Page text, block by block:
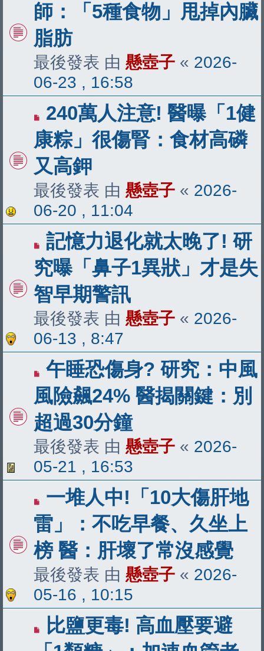
師：「5種食物」甩掉內臟
脂肪
最後發表 由 懸壺子 « 2026-
06-23 , 16:58
240萬人注意! 醫曝「1健
康粽」很傷腎：食材高磷
又高鉀
最後發表 由 懸壺子 « 2026-
06-20 , 11:04
記憶力退化就太晚了! 研
究曝「鼻子1異狀」才是失
智早期警訊
最後發表 由 懸壺子 « 2026-
06-13 , 8:47
午睡恐傷身? 研究：中風
風險飆24% 醫揭關鍵：別
超過30分鐘
最後發表 由 懸壺子 « 2026-
05-21 , 16:53
一堆人中!「10大傷肝地
雷」：不吃早餐、久坐上
榜 醫：肝壞了常沒感覺
最後發表 由 懸壺子 « 2026-
05-16 , 10:15
比鹽更毒! 高血壓要避